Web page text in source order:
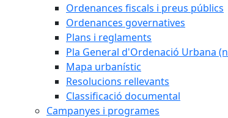
Ordenances fiscals i preus públics
Ordenances governatives
Plans i reglaments
Pla General d'Ordenació Urbana
Mapa urbanístic
Resolucions rellevants
Classificació documental
Campanyes i programes